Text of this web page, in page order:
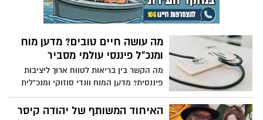
ומלחמת חרבות ברזל (2023-2024) שטרם
הסתיימה. האם קיים קשר כלשהו ביניהם
זרקור לשאלה זו.
מה עושה חיים טובים? מדען מוח
ומנכ"ל פיננסי עולמי מסביר
מה הקשר בין בריאות לטווח ארוך ליציבות
פיננסית? מדען המוח וונדי סוזוקי ומנכ"לית
הבנקאות הפרטית והעושר העולמית של
HSBC, אנאבל ספרינג, חוקרים את המרכיבים
האיחוד המשותף של יהודה קיסר